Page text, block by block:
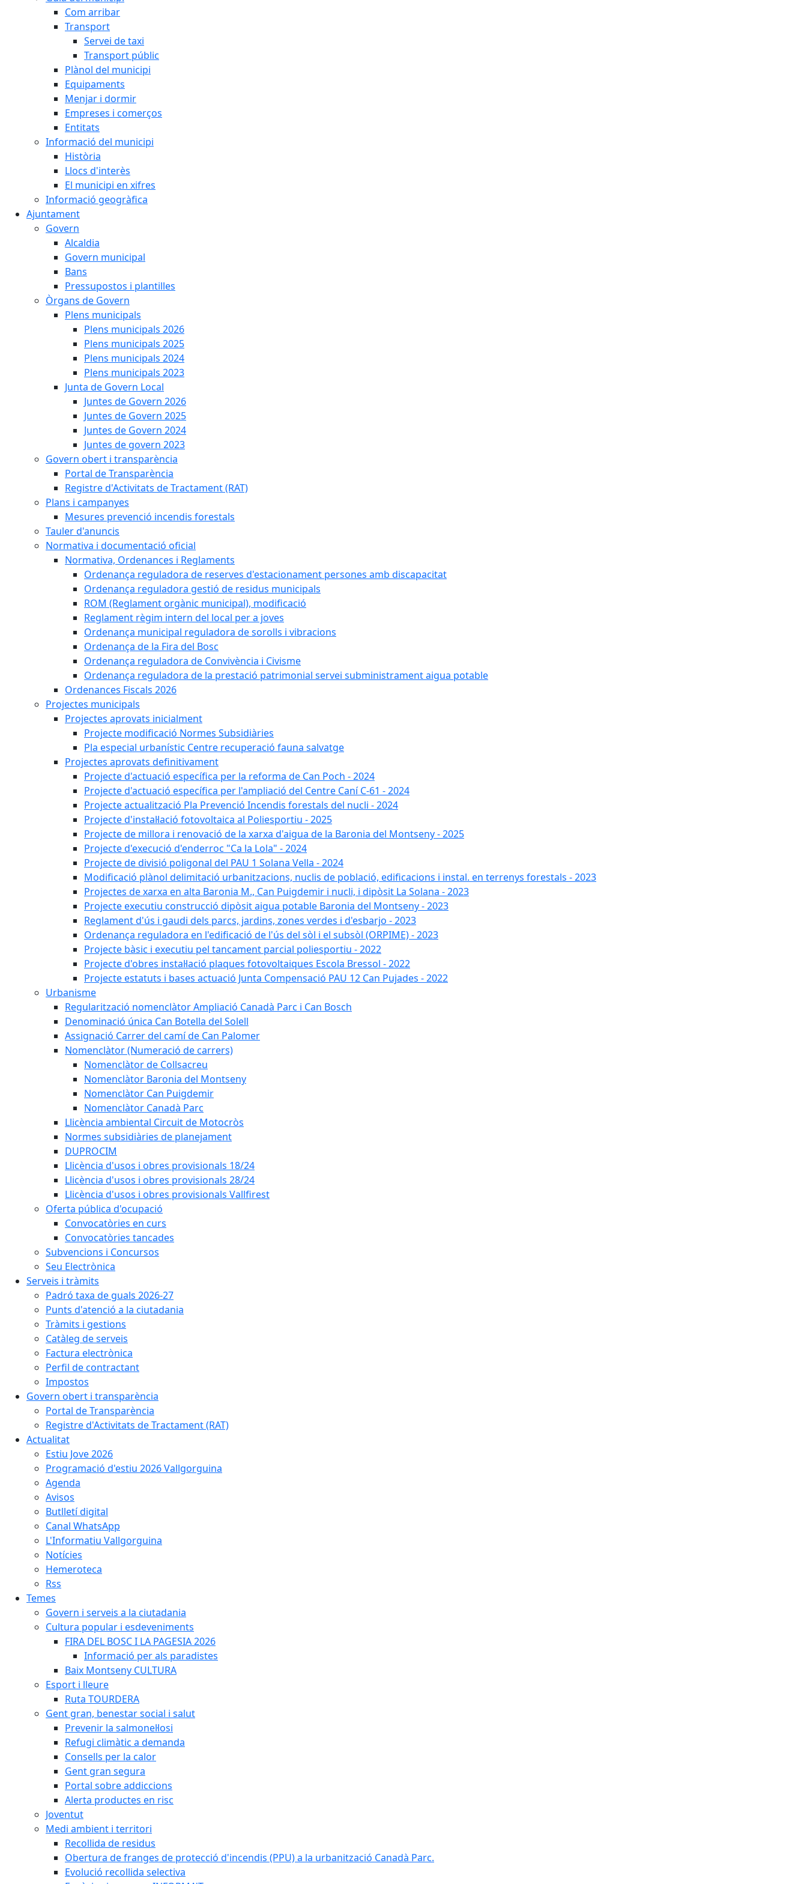
Com arribar
Transport
Servei de taxi
Transport públic
Plànol del municipi
Equipaments
Menjar i dormir
Empreses i comerços
Entitats
Informació del municipi
Història
Llocs d'interès
El municipi en xifres
Informació geogràfica
Ajuntament
Govern
Alcaldia
Govern municipal
Bans
Pressupostos i plantilles
Òrgans de Govern
Plens municipals
Plens municipals 2026
Plens municipals 2025
Plens municipals 2024
Plens municipals 2023
Junta de Govern Local
Juntes de Govern 2026
Juntes de Govern 2025
Juntes de Govern 2024
Juntes de govern 2023
Govern obert i transparència
Portal de Transparència
Registre d'Activitats de Tractament (RAT)
Plans i campanyes
Mesures prevenció incendis forestals
Tauler d'anuncis
Normativa i documentació oficial
Normativa, Ordenances i Reglaments
Ordenança reguladora de reserves d'estacionament persones amb discapacitat
Ordenança reguladora gestió de residus municipals
ROM (Reglament orgànic municipal), modificació
Reglament règim intern del local per a joves
Ordenança municipal reguladora de sorolls i vibracions
Ordenança de la Fira del Bosc
Ordenança reguladora de Convivència i Civisme
Ordenança reguladora de la prestació patrimonial servei subministrament aigua potable
Ordenances Fiscals 2026
Projectes municipals
Projectes aprovats inicialment
Projecte modificació Normes Subsidiàries
Pla especial urbanístic Centre recuperació fauna salvatge
Projectes aprovats definitivament
Projecte d'actuació específica per la reforma de Can Poch - 2024
Projecte d'actuació específica per l'ampliació del Centre Caní C-61 - 2024
Projecte actualització Pla Prevenció Incendis forestals del nucli - 2024
Projecte d'instal·lació fotovoltaica al Poliesportiu - 2025
Projecte de millora i renovació de la xarxa d'aigua de la Baronia del Montseny - 2025
Projecte d'execució d'enderroc "Ca la Lola" - 2024
Projecte de divisió poligonal del PAU 1 Solana Vella - 2024
Modificació plànol delimitació urbanitzacions, nuclis de població, edificacions i instal. en terrenys forestals - 2023
Projectes de xarxa en alta Baronia M., Can Puigdemir i nucli, i dipòsit La Solana - 2023
Projecte executiu construcció dipòsit aigua potable Baronia del Montseny - 2023
Reglament d'ús i gaudi dels parcs, jardins, zones verdes i d'esbarjo - 2023
Ordenança reguladora en l'edificació de l'ús del sòl i el subsòl (ORPIME) - 2023
Projecte bàsic i executiu pel tancament parcial poliesportiu - 2022
Projecte d'obres instal·lació plaques fotovoltaiques Escola Bressol - 2022
Projecte estatuts i bases actuació Junta Compensació PAU 12 Can Pujades - 2022
Urbanisme
Regularització nomenclàtor Ampliació Canadà Parc i Can Bosch
Denominació única Can Botella del Solell
Assignació Carrer del camí de Can Palomer
Nomenclàtor (Numeració de carrers)
Nomenclàtor de Collsacreu
Nomenclàtor Baronia del Montseny
Nomenclàtor Can Puigdemir
Nomenclàtor Canadà Parc
Llicència ambiental Circuit de Motocròs
Normes subsidiàries de planejament
DUPROCIM
Llicència d'usos i obres provisionals 18/24
Llicència d'usos i obres provisionals 28/24
Llicència d'usos i obres provisionals Vallfirest
Oferta pública d'ocupació
Convocatòries en curs
Convocatòries tancades
Subvencions i Concursos
Seu Electrònica
Serveis i tràmits
Padró taxa de guals 2026-27
Punts d'atenció a la ciutadania
Tràmits i gestions
Catàleg de serveis
Factura electrònica
Perfil de contractant
Impostos
Govern obert i transparència
Portal de Transparència
Registre d'Activitats de Tractament (RAT)
Actualitat
Estiu Jove 2026
Programació d'estiu 2026 Vallgorguina
Agenda
Avisos
Butlletí digital
Canal WhatsApp
L'Informatiu Vallgorguina
Notícies
Hemeroteca
Rss
Temes
Govern i serveis a la ciutadania
Cultura popular i esdeveniments
FIRA DEL BOSC I LA PAGESIA 2026
Informació per als paradistes
Baix Montseny CULTURA
Esport i lleure
Ruta TOURDERA
Gent gran, benestar social i salut
Prevenir la salmonel·losi
Refugi climàtic a demanda
Consells per la calor
Gent gran segura
Portal sobre addiccions
Alerta productes en risc
Joventut
Medi ambient i territori
Recollida de residus
Obertura de franges de protecció d'incendis (PPU) a la urbanització Canadà Parc.
Evolució recollida selectiva